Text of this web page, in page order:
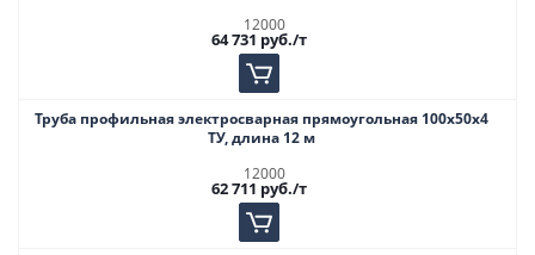
12000
64 731 руб./т
Труба профильная электросварная прямоугольная 100х50х4
ТУ, длина 12 м
12000
62 711 руб./т